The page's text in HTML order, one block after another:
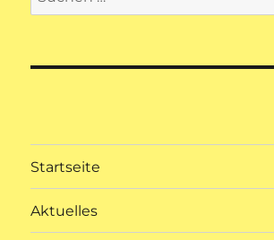
nach:
Startseite
Aktuelles